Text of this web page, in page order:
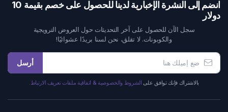
انضم إلى النشرة الإخبارية لدينا للحصول على خصم بقيمة 10
دولار
سجل الآن للحصول على آخر التحديثات حول العروض الترويجية
والكوبونات. لا تقلق، نحن لسنا بريدًا عشوائيًا!
أرسل
بالاشتراك فإنك توافق على الشروط والخصوصية & اتفاقية ملفات تعريف الارتباط.